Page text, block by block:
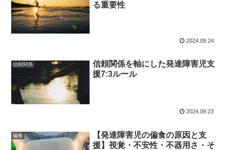
る重要性
2024.09.24
信頼関係
信頼関係を軸にした発達障害児支
援7:3ルール
2024.09.23
偏食
【発達障害児の偏食の原因と支
援】視覚・不安性・不器用さ・そ